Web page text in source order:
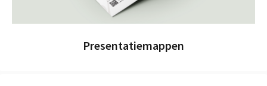
Presentatiemappen